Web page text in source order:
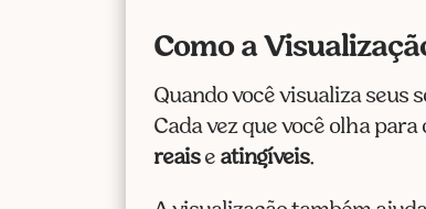
Como a
Quando você visualiza seus
Cada vez que você olha
reaise atingíveis.